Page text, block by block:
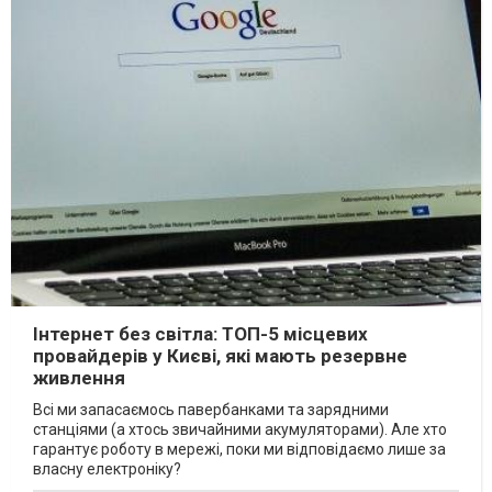
Інтернет без світла: ТОП-5 місцевих
провайдерів у Києві, які мають резервне
живлення
Всі ми запасаємось павербанками та зарядними
станціями (а хтось звичайними акумуляторами). Але хто
гарантує роботу в мережі, поки ми відповідаємо лише за
власну електроніку?